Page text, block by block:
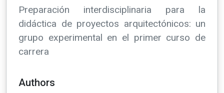
Preparación interdisciplinaria para la
didáctica de proyectos arquitectónicos: un
grupo experimental en el primer curso de
carrera
Authors